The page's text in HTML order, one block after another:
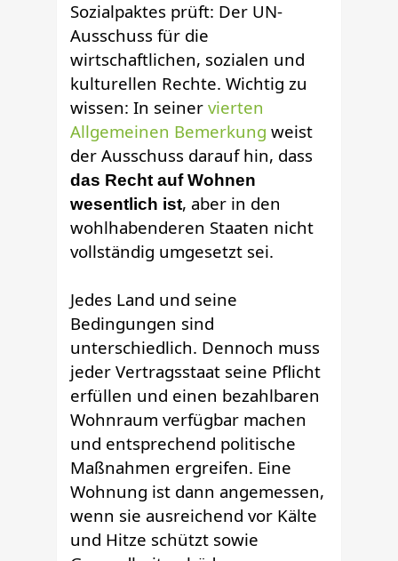
Sozialpaktes prüft: Der UN-
Ausschuss für die
wirtschaftlichen, sozialen und
kulturellen Rechte. Wichtig zu
wissen: In seinervierten
Allgemeinen Bemerkung weist
der Ausschuss darauf hin, dass
das Recht auf Wohnen
wesentlich ist, aber in den
wohlhabenderen Staaten nicht
vollständig umgesetzt sei.
Jedes Land und seine
Bedingungen sind
unterschiedlich. Dennoch muss
jeder Vertragsstaat seine Pflicht
erfüllen und einen bezahlbaren
Wohnraum verfügbar machen
und entsprechend politische
Maßnahmen ergreifen. Eine
Wohnung ist dann angemessen,
wenn sie ausreichend vor Kälte
und Hitze schützt sowie